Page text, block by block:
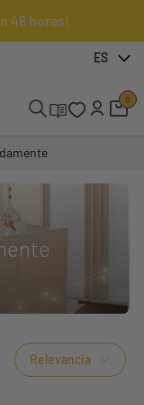
48 horas!
ES
0
Relevancia